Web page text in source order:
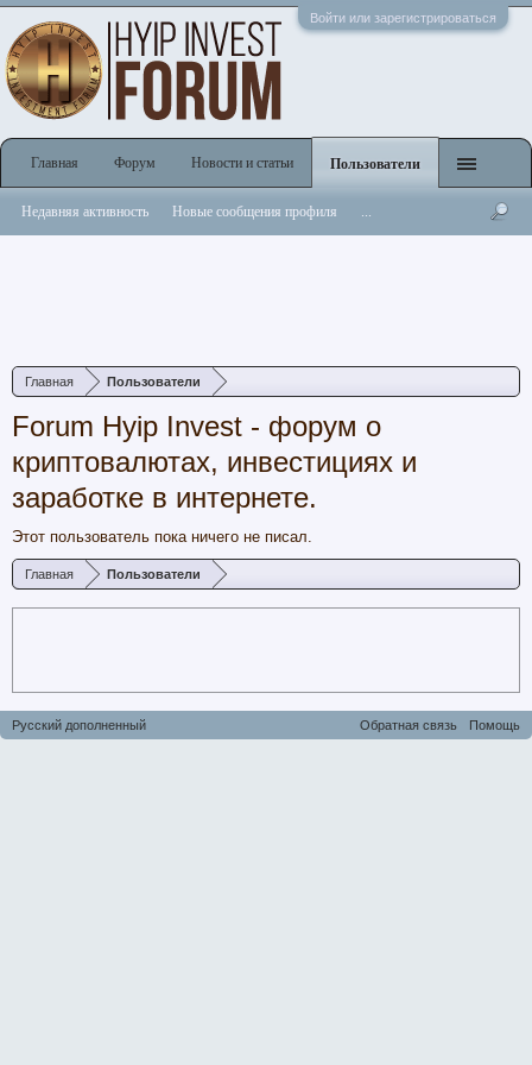
Войти или зарегистрироваться
Главная Пользователи
Forum Hyip Invest - форум о
криптовалютах, инвестициях и
заработке в интернете.
Этот пользователь пока ничего не писал.
Главная Пользователи
Главная Форум Новости и статьи Пользователи
Недавняя активность Новые сообщения профиля ...
Русский дополненный Обратная связь Помощь